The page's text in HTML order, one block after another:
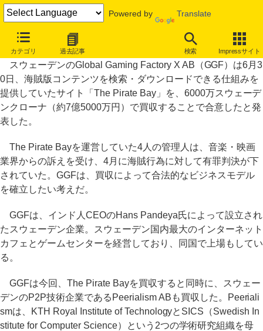
Powered by Translate
カテゴリ 過去記事 検索 Impressサイト
有罪判決受けた「The Pirate Bay」、約7億5000万円で買収される
スウェーデンのGlobal Gaming Factory X AB（GGF）は6月3
0日、海賊版コンテンツを検索・ダウンロードできる仕組みを
提供していたサイト「The Pirate Bay」を、6000万スウェーデ
ンクローナ（約7億5000万円）で買収することで合意したと発
表した。
The Pirate Bayを運営していた4人の管理人は、音楽・映画
業界からの訴えを受け、4月に海賊行為に対して有罪判決が下
されていた。GGFは、買収によって合法的なビジネスモデル
を確立したい考えだ。
GGFは、インド人CEOのHans Pandeya氏によって設立され
たスウェーデン企業。スウェーデン国内最大のインターネット
カフェとゲームセンターを経営しており、同国で上場もしてい
る。
GGFは今回、The Pirate Bayを買収すると同時に、スウェー
デンのP2P技術企業であるPeerialism ABも買収した。Peeriali
smは、KTH Royal Institute of TechnologyとSICS（Swedish In
stitute for Computer Science）という2つの学術研究組織を母